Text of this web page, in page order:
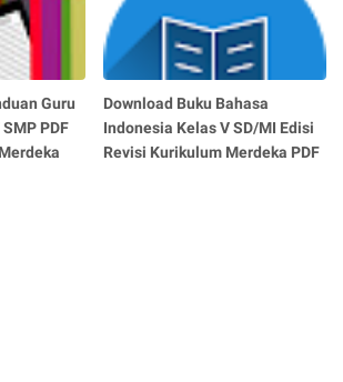
Guru
PDF
Download Buku Bahasa
Indonesia Kelas V SD/MI Edisi
Revisi Kurikulum Merdeka PDF